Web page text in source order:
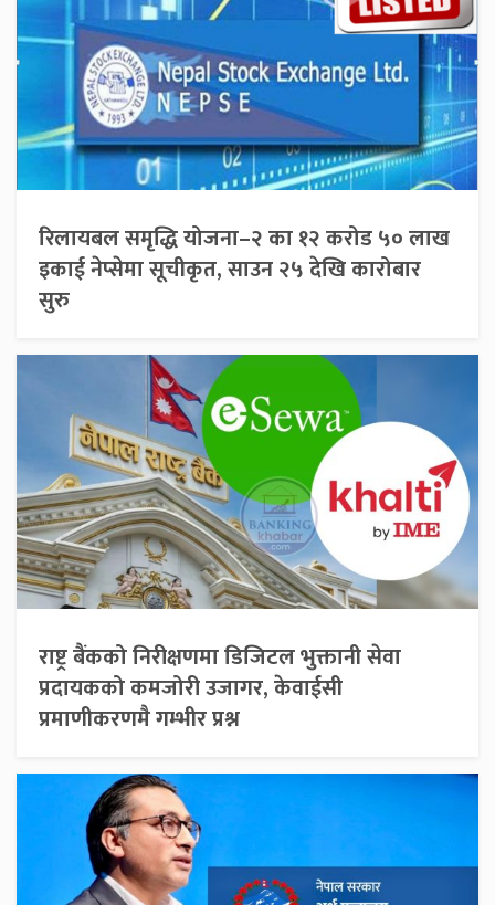
रिलायबल समृद्धि योजना–२ का १२ करोड ५० लाख
इकाई नेप्सेमा सूचीकृत, साउन २५ देखि कारोबार
सुरु
राष्ट्र बैंकको निरीक्षणमा डिजिटल भुक्तानी सेवा
प्रदायकको कमजोरी उजागर, केवाईसी
प्रमाणीकरणमै गम्भीर प्रश्न